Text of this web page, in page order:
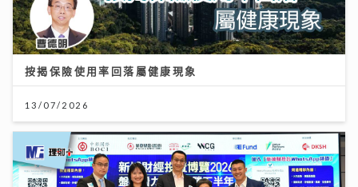
按揭保險使用率回落屬健康現象
13/07/2026